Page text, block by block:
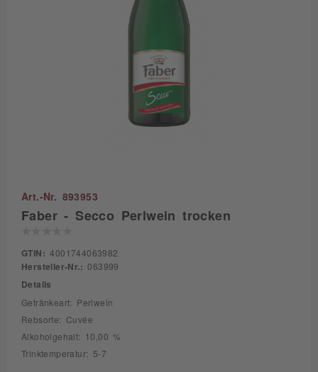
Art.-Nr. 893953
Faber - Secco Perlwein trocken
GTIN: 4001744063982
Hersteller-Nr.: 063999
Details
Getränkeart: Perlwein
Rebsorte: Cuvée
Alkoholgehalt: 10,00 %
Trinktemperatur: 5-7